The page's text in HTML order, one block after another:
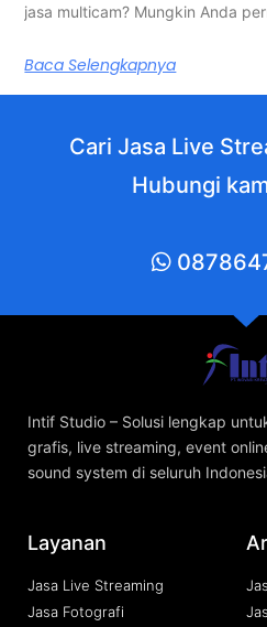
jasa multicam? Mungkin Anda
Baca Selengkapnya
Cari Jasa Live
Hubungi
Intif Studio – Solusi lengkap
grafis, live streaming, event
sound system di seluruh
Layanan
Jasa Live Streaming
Jasa Fotografi